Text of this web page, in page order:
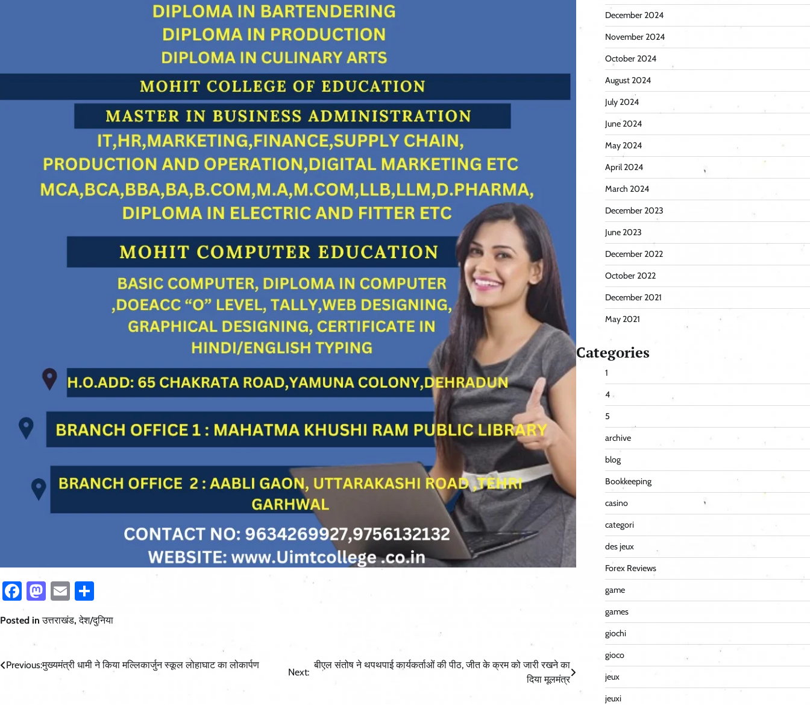
Facebook
Mastodon
Email
Posted inउत्तराखंड,देश/दुनिया
Post
Previous:मुख्यमंत्री धामी ने किया मल्लिकार्जुन स्कूल लोहाघाट का लोकार्पण
Next:
बीएल संतोष ने थपथपाई कार्यकर्ताओं की पीठ, जीत के क्रम को जारी रखने का
दिया मूलमंत्र
December 2024
November 2024
October 2024
August 2024
July 2024
June 2024
May 2024
April 2024
March 2024
December 2023
June 2023
December 2022
October 2022
December 2021
May 2021
Categories
1
4
5
archive
blog
Bookkeeping
casino
categori
des jeux
Forex Reviews
game
games
giochi
gioco
jeux
jeuxi